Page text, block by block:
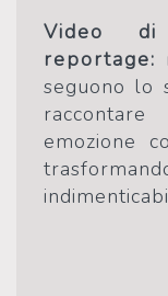
Video
reportage:
seguono lo
emozione